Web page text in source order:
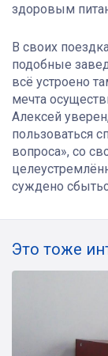
здоровым
В своих
подобные
всё устроено
мечта
Алексей
пользоваться
вопроса», со
суждено
Это тоже